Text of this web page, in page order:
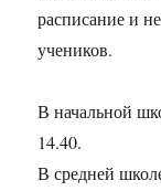
расписание и
учеников.
В начальной
14.40.
В средней